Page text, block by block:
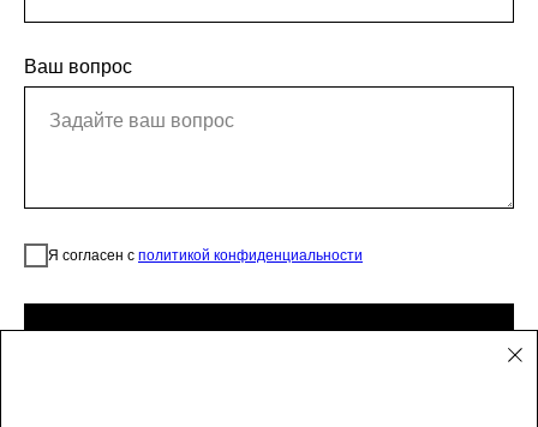
Ваш вопрос
Я согласен с политикой конфиденциальности